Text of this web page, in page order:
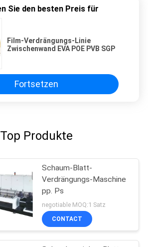
Sie den besten Preis für
Film-Verdrängungs-Linie
Zwischenwand EVA POE PVB SGP
Fortsetzen
Top Produkte
Schaum-Blatt-
Verdrängungs-Maschine
pp. Ps
negotiable MOQ:1 Satz
CONTACT